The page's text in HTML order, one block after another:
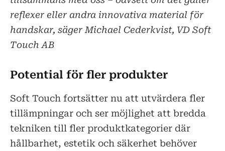
reflexer eller andra innovativa material för
handskar, säger Michael Cederkvist, VD Soft
Touch AB
Potential för fler produkter
Soft Touch fortsätter nu att utvärdera fler
tillämpningar och ser möjlighet att bredda
tekniken till fler produktkategorier där
hållbarhet, estetik och säkerhet behöver